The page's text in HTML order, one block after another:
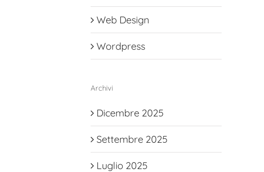
Web Design
Wordpress
Archivi
Dicembre 2025
Settembre 2025
Luglio 2025